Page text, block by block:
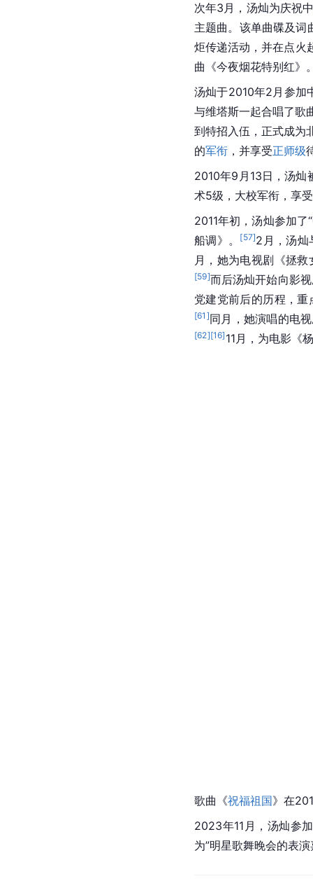
次年3月，汤灿为庆祝
主题曲。该单曲碟及
炬传递活动，并在点火
曲《今夜烟花特别红》
汤灿于2010年2月参加
与维塔斯一起合唱了歌
到特招入伍，正式成为
的军衔 ，并享受正师级
2010年9月13日，汤灿
术5级，大校军衔，享
2011年初，汤灿参加
船调》。
[57]2月，汤灿
月，她为电视剧《拯
[59]而后汤灿开始向影
党建党前后的历程，
[61 ]同月，她演唱的电
[62][16] 11月，为电影《
歌曲《祝福祖国》在
2023年11月，汤灿参
为”明星歌舞晚会的表